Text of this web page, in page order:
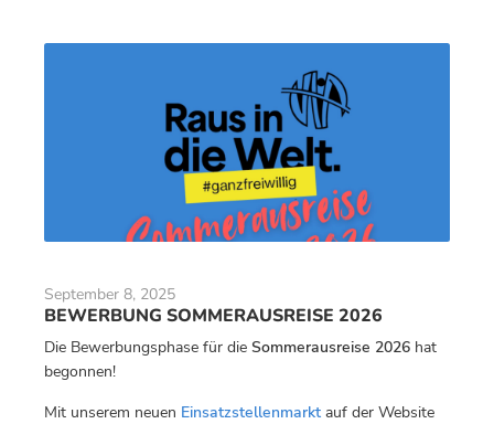
September 8, 2025
BEWERBUNG SOMMERAUSREISE 2026
Die Bewerbungsphase für die Sommerausreise 2026 hat
begonnen!
Mit unserem neuen Einsatzstellenmarkt auf der Website